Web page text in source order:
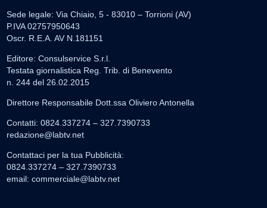
Sede legale: Via Chiaio, 5 - 83010 – Torrioni (AV)
P.IVA 02757950643
Oscr. R.E.A. AV N.181151
Editore: Consulservice S.r.l.
Testata giornalistica Reg. Trib. di Benevento
n. 244 del 26.02.2015
Direttore Responsabile Dott.ssa Oliviero Antonella
Contatti: 0824.337274 – 327.7390733
redazione@labtv.net
Contattaci per la tua Pubblicità:
0824.337274 – 327.7390733
email: commerciale@labtv.net